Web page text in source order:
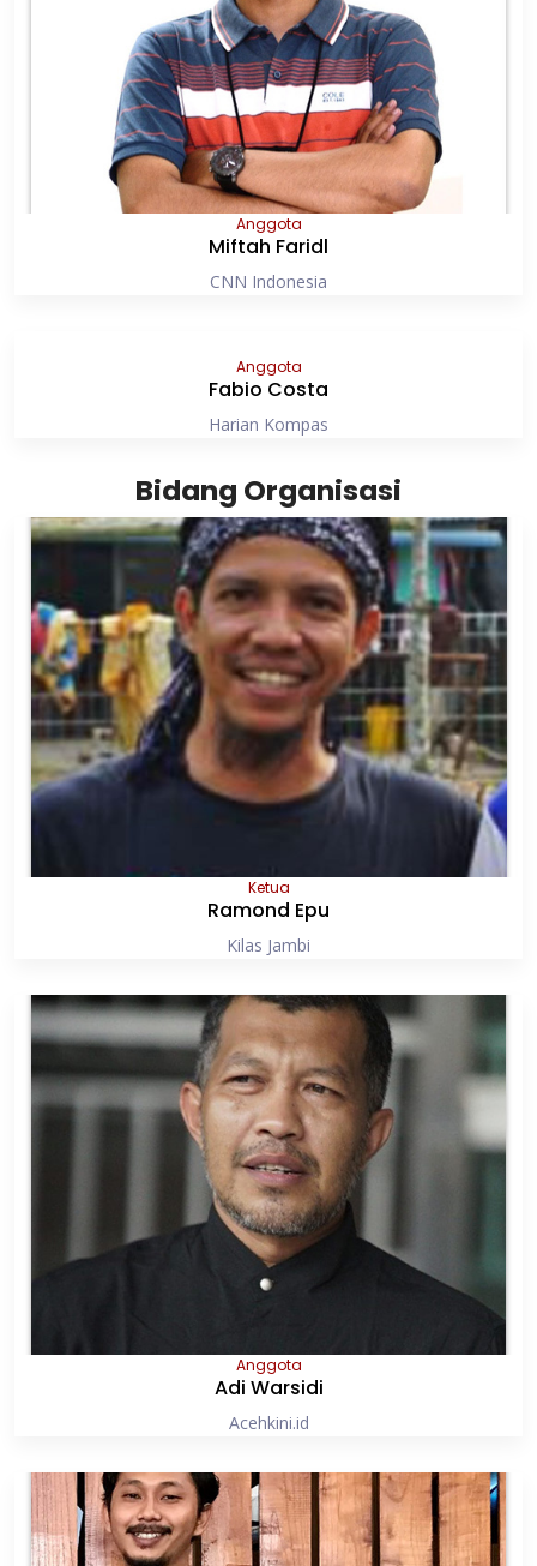
Anggota
Miftah Faridl
CNN Indonesia
Anggota
Fabio Costa
Harian Kompas
Bidang Organisasi
Ketua
Ramond Epu
Kilas Jambi
Anggota
Adi Warsidi
Acehkini.id